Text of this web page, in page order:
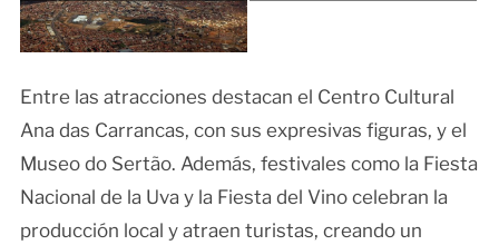
Entre las atracciones destacan el Centro Cultural
Ana das Carrancas, con sus expresivas figuras, y el
Museo do Sertão. Además, festivales como la Fiesta
Nacional de la Uva y la Fiesta del Vino celebran la
producción local y atraen turistas, creando un